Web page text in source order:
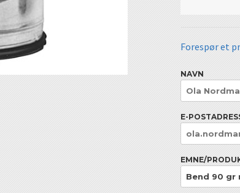
Forespør et
NAVN
E-
EMNE/